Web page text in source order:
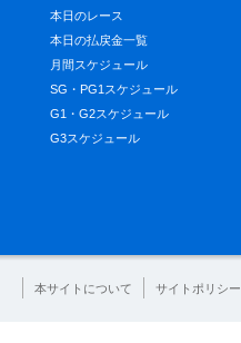
本日のレース
本日の払戻金一覧
月間スケジュール
SG・PG1スケジュール
G1・G2スケジュール
G3スケジュール
本サイトについて サイトポリシー